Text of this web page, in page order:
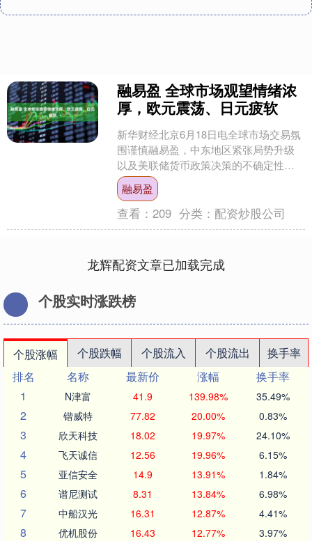
融易盈 全球市场观望情绪浓
厚，欧元震荡、日元疲软
新华财经北京6月18日电全球市场交易氛
围谨慎融易盈，中东地区紧张局势升级
以及美联储货币政策决策的不确定性，
投资者对股市和货币市场的投资态度转
为观望。 美国作为能....
融易盈
查看：209 分类： 配资炒股公司
龙辉配资文章已加载完成
个股实时涨跌榜
个股涨幅 个股跌幅 个股流入 个股流出
换手率
排名
名称 最新价 涨幅
换手率
1
N津富 41.9 139.98% 35.49%
2 锴威特 77.82 20.00% 0.83%
3 欣天科技 18.02 19.97% 24.10%
4 飞天诚信 12.56 19.96% 6.15%
5 亚信安全 14.9 13.91% 1.84%
6 谱尼测试 8.31 13.84% 6.98%
7 中船汉光 16.31 12.87% 4.41%
8 优机股份 16.43 12.77% 3.97%